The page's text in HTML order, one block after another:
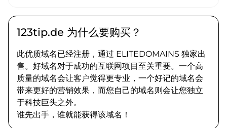
123tip.de 为什么要购买？
此优质域名已经注册，通过 ELITEDOMAINS 独家出
售。好域名对于成功的互联网项目至关重要。一个高
质量的域名会让客户觉得更专业，一个好记的域名会
带来更好的营销效果，而您自己的域名则会让您独立
于科技巨头之外。
谁先出手，谁就能获得该域名！